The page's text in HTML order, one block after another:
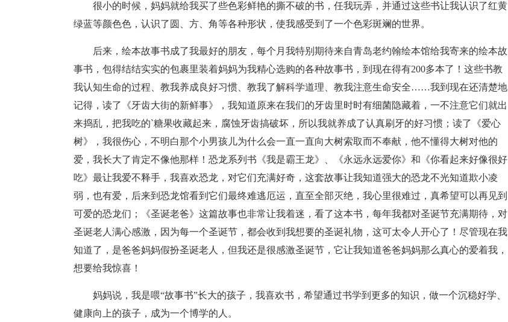
很小的时候，妈妈就给我买了些色彩鲜艳的撕不破的书，任我玩弄，并通过这些书让我认识了红黄
绿蓝等颜色色，认识了圆、方、角等各种形状，使我感受到了一个色彩斑斓的世界。
后来，绘本故事书成了我最好的朋友，每个月我特别期待来自青岛老约翰绘本馆给我寄来的绘本故
事书，包得结结实实的包裹里装着妈妈为我精心选购的各种故事书，到现在得有200多本了！这些书教
我认知生命的过程、教我养成良好习惯、教我了解科学道理、教我注意生命安全……我到现在还清楚地
记得，读了《牙齿大街的新鲜事》，我知道原来在我们的牙齿里时时有细菌隐藏着，一不注意它们就出
来捣乱，把我吃的`糖果收藏起来，腐蚀牙齿搞破坏，所以我就养成了认真刷牙的好习惯；读了《爱心
树》，我很伤心，不明白那个小男孩儿为什么会一直一直向大树索取而不奉献，他不懂得大树对他的
爱，我长大了肯定不像他那样！恐龙系列书《我是霸王龙》、《永远永远爱你》和《你看起来好像很好
吃》最让我爱不释手，我喜欢恐龙，对它们充满好奇，这套故事让我知道强大的恐龙不光知道欺小凌
弱，也有爱，后来到恐龙馆看到它们最终难逃厄运，直至全部灭绝，我心里很难过，真希望可以再见到
可爱的恐龙们；《圣诞老爸》这篇故事也非常让我着迷，看了这本书，每年我都对圣诞节充满期待，对
圣诞老人满心感激，因为每一个圣诞节，都会收到我想要的圣诞礼物，这可太令人开心了！尽管现在我
知道了，是爸爸妈妈假扮圣诞老人，但我还是很感激圣诞节，它让我知道爸爸妈妈那么真心的爱着我，
想要给我惊喜！
妈妈说，我是喂“故事书”长大的孩子，我喜欢书，希望通过书学到更多的知识，做一个沉稳好学、
健康向上的孩子，成为一个博学的人。